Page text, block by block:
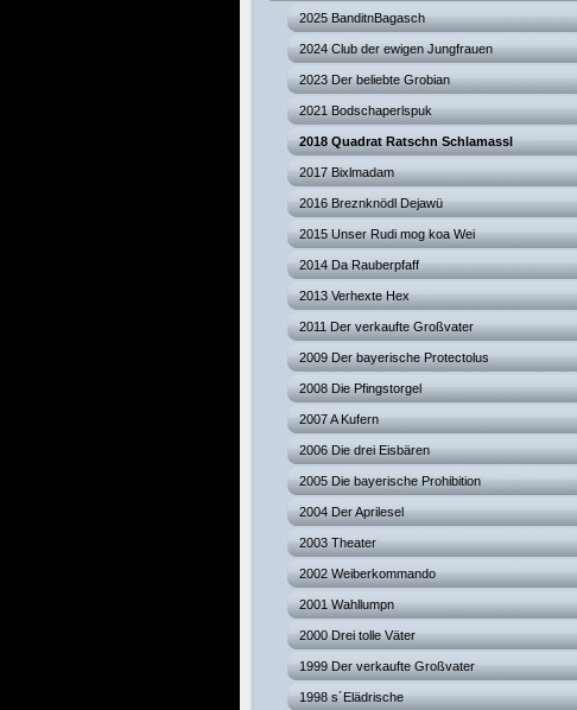
2025 BanditnBagasch
2024 Club der ewigen Jungfrauen
2023 Der beliebte Grobian
2021 Bodschaperlspuk
2018 Quadrat Ratschn Schlamassl
2017 Bixlmadam
2016 Breznknödl Dejawü
2015 Unser Rudi mog koa Wei
2014 Da Rauberpfaff
2013 Verhexte Hex
2011 Der verkaufte Großvater
2009 Der bayerische Protectolus
2008 Die Pfingstorgel
2007 A Kufern
2006 Die drei Eisbären
2005 Die bayerische Prohibition
2004 Der Aprilesel
2003 Theater
2002 Weiberkommando
2001 Wahllumpn
2000 Drei tolle Väter
1999 Der verkaufte Großvater
1998 s´Elädrische